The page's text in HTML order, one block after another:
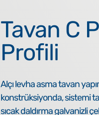
Tavan C
Profili
Alçı levha asma tavan
konstrüksiyonda, sistemi
sıcak daldırma galvanizli